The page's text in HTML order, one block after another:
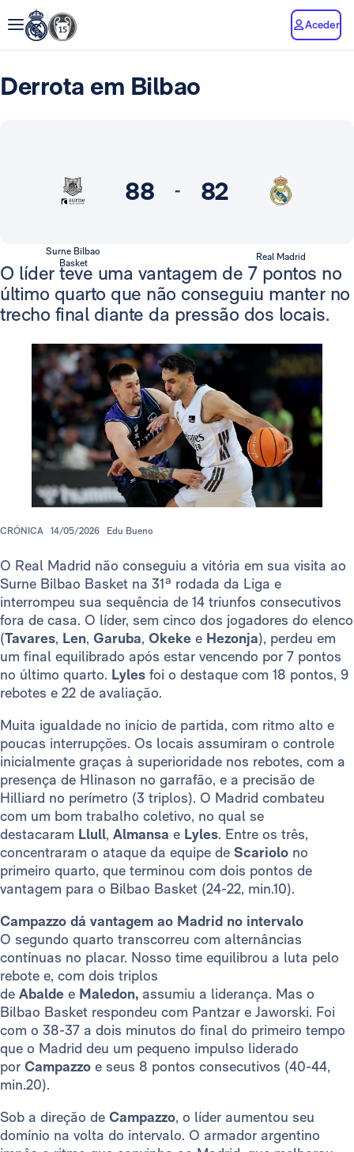
Aceder
Derrota em Bilbao
88 - 82
Surne Bilbao
Basket
Real Madrid
O líder teve uma vantagem de 7 pontos no
último quarto que não conseguiu manter no
trecho final diante da pressão dos locais.
CRÓNICA 14/05/2026 Edu Bueno
O Real Madrid não conseguiu a vitória em sua visita ao
Surne Bilbao Basket na 31ª rodada da Liga e
interrompeu sua sequência de 14 triunfos consecutivos
fora de casa. O líder, sem cinco dos jogadores do elenco
(Tavares, Len, Garuba, Okeke e Hezonja), perdeu em
um final equilibrado após estar vencendo por 7 pontos
no último quarto. Lyles foi o destaque com 18 pontos, 9
rebotes e 22 de avaliação.
Muita igualdade no início de partida, com ritmo alto e
poucas interrupções. Os locais assumiram o controle
inicialmente graças à superioridade nos rebotes, com a
presença de Hlinason no garrafão, e a precisão de
Hilliard no perímetro (3 triplos). O Madrid combateu
com um bom trabalho coletivo, no qual se
destacaram Llull, Almansa e Lyles. Entre os três,
concentraram o ataque da equipe de Scariolo no
primeiro quarto, que terminou com dois pontos de
vantagem para o Bilbao Basket (24-22, min.10).
Campazzo dá vantagem ao Madrid no intervalo
O segundo quarto transcorreu com alternâncias
contínuas no placar. Nosso time equilibrou a luta pelo
rebote e, com dois triplos
de Abalde e Maledon, assumiu a liderança. Mas o
Bilbao Basket respondeu com Pantzar e Jaworski. Foi
com o 38-37 a dois minutos do final do primeiro tempo
que o Madrid deu um pequeno impulso liderado
por Campazzo e seus 8 pontos consecutivos (40-44,
min.20).
Sob a direção de Campazzo, o líder aumentou seu
domínio na volta do intervalo. O armador argentino